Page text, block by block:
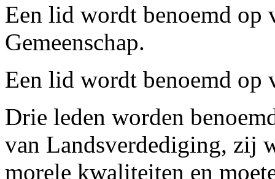
Een lid wordt benoemd op
Gemeenschap.
Een lid wordt benoemd op
Drie leden worden
van Landsverdediging, zij
morele kwaliteiten en